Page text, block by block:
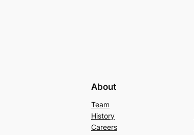
About
Team
History
Careers